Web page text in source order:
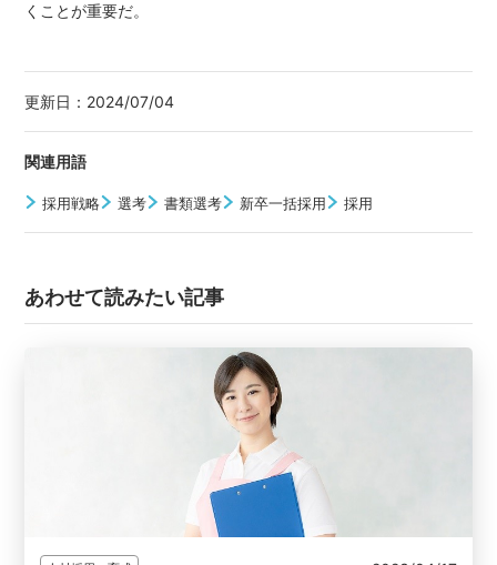
くことが重要だ。
更新日： 2024/07/04
関連用語
採用戦略 選考 書類選考 新卒一括採用 採用
あわせて読みたい記事